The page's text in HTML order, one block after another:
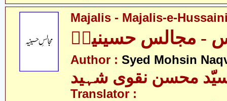
Majalis - Majalis-e-
- مجالس حسینیہؑ
Author : Syed Mohsin
محسن نقوی شہید
Translator :